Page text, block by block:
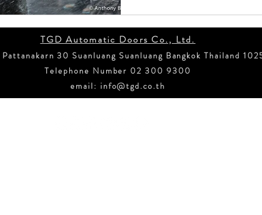
วสั่นประตูกึ่งอัตโนมัติบานเลื่อน ข่าวสั้น ประตูอัตโน
ฉิน ข่าวสั้น บานเลื่อนเข้ามุม ข่าวสั้น ระบบขับเค
TGD Automatic Doors Co., Ltd.
30 Suanluang Suanluang Bangkok Thailand
Telephone Number 02 300 9300
email: info@tgd.co.th